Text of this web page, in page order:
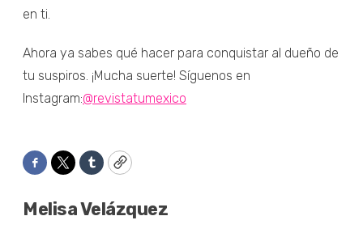
en ti.
Ahora ya sabes qué hacer para conquistar al dueño de
tu suspiros. ¡Mucha suerte! Síguenos en
Instagram:@revistatumexico
Facebook
TwitterTumblrCopy
Melisa Velázquez